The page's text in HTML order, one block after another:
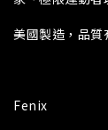
美國製造，品質
Fenix